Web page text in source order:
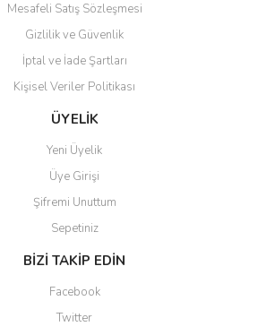
Gönder
Mesafeli Satış Sözleşmesi
Gizlilik ve Güvenlik
İptal ve İade Şartları
Kişisel Veriler Politikası
ÜYELİK
Yeni Üyelik
Üye Girişi
Şifremi Unuttum
Sepetiniz
BİZİ TAKİP EDİN
Facebook
Twitter